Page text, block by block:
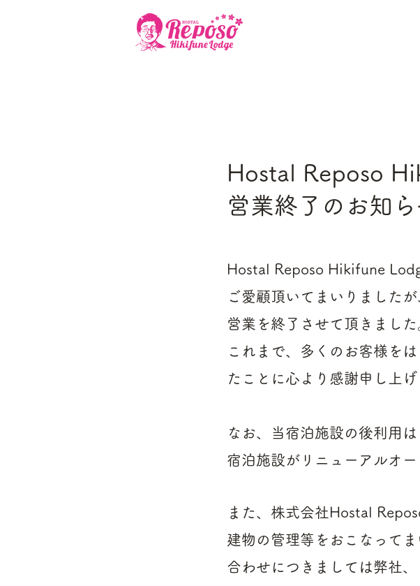
Hostal Reposo
営業終了のお知
Hostal Reposo Hikifune
ご愛顧頂いてまいりました
営業を終了させて頂きました
これまで、多くのお客様を
たことに心より感謝申し上げ
なお、当宿泊施設の後利用
宿泊施設がリニューアルオー
​ また、 株式会社Hostal
建物の管理等をおこなって
合わせにつきましては弊社